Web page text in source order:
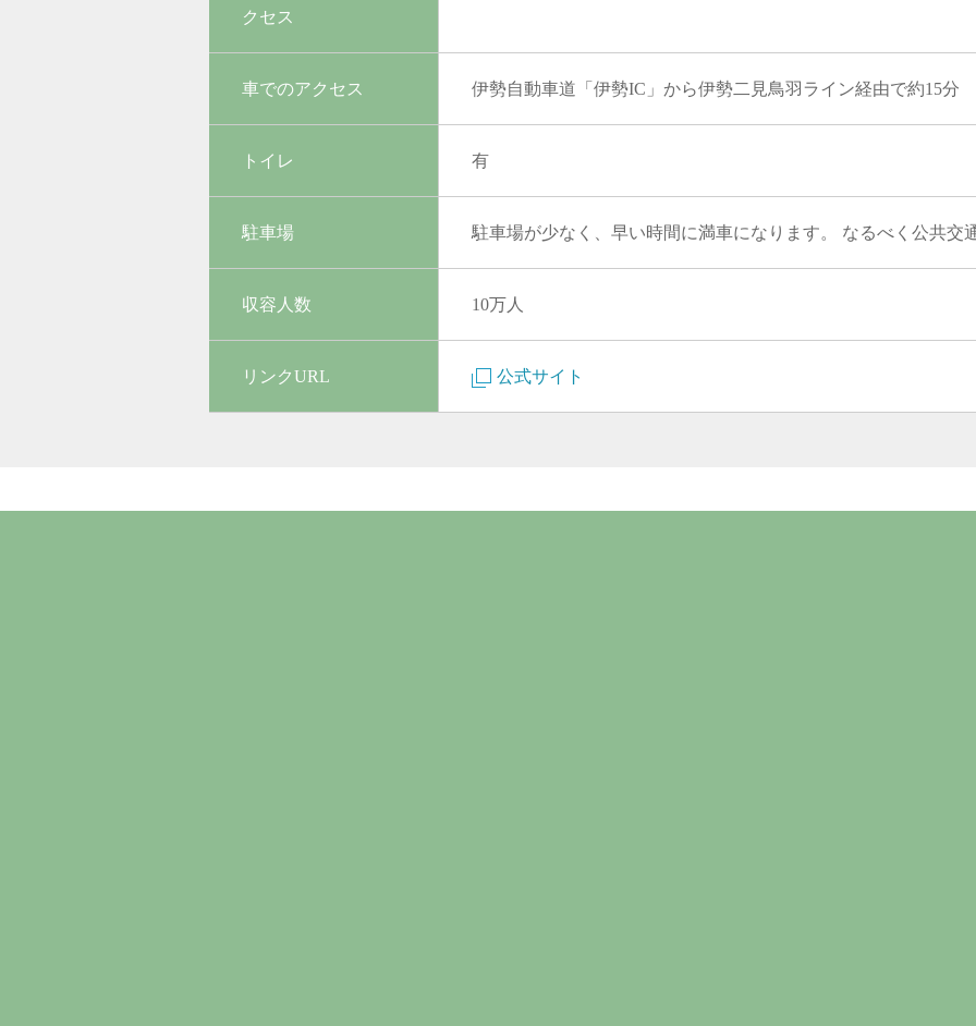
クセス
車でのアクセス 伊勢自動車道「伊勢IC」から伊勢二見鳥羽ライン経由で約15分
トイレ 有
駐車場 駐車場が少なく、早い時間に満車になります。 なるべく公共交
収容人数 10万人
リンクURL 公式サイト